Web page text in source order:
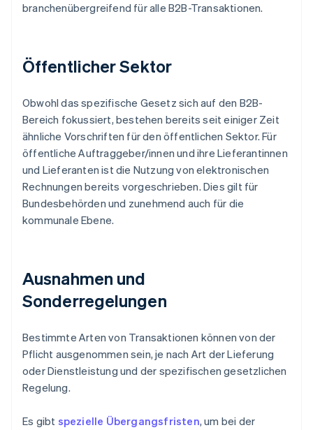
branchenübergreifend für alle B2B-Transaktionen.
Öffentlicher Sektor
Obwohl das spezifische Gesetz sich auf den B2B-
Bereich fokussiert, bestehen bereits seit einiger Zeit
ähnliche Vorschriften für den öffentlichen Sektor. Für
öffentliche Auftraggeber/innen und ihre Lieferantinnen
und Lieferanten ist die Nutzung von elektronischen
Rechnungen bereits vorgeschrieben. Dies gilt für
Bundesbehörden und zunehmend auch für die
kommunale Ebene.
Ausnahmen und
Sonderregelungen
Bestimmte Arten von Transaktionen können von der
Pflicht ausgenommen sein, je nach Art der Lieferung
oder Dienstleistung und der spezifischen gesetzlichen
Regelung.
Es gibt spezielle Übergangsfristen, um bei der